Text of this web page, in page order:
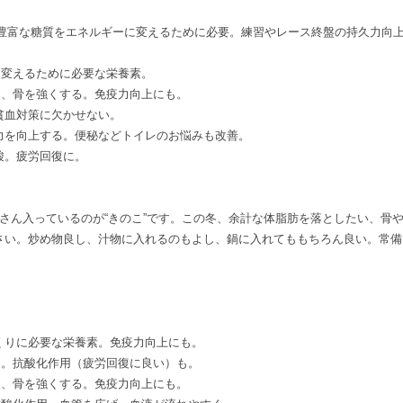
富な糖質をエネルギーに変えるために必要。練習やレース終盤の持久力向
えるために必要な栄養素。
骨を強くする。免疫力向上にも。
対策に欠かせない。
向上する。便秘などトイレのお悩みも改善。
疲労回復に。
ん入っているのが“きのこ”です。この冬、余計な体脂肪を落としたい、骨
。炒め物良し、汁物に入れるのもよし、鍋に入れてももちろん良い。常
に必要な栄養素。免疫力向上にも。
抗酸化作用（疲労回復に良い）も。
骨を強くする。免疫力向上にも。